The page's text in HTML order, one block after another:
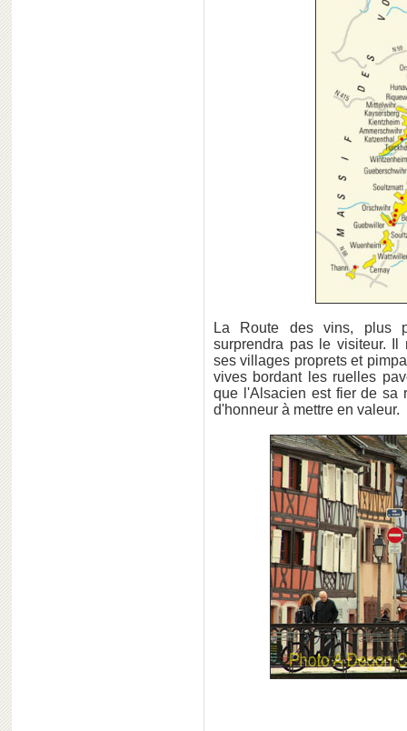
La Route des vins, plus
surprendra pas le visiteur. Il
ses villages proprets et
vives bordant les ruelles
que l'Alsacien est fier de sa
d'honneur à mettre en valeur.